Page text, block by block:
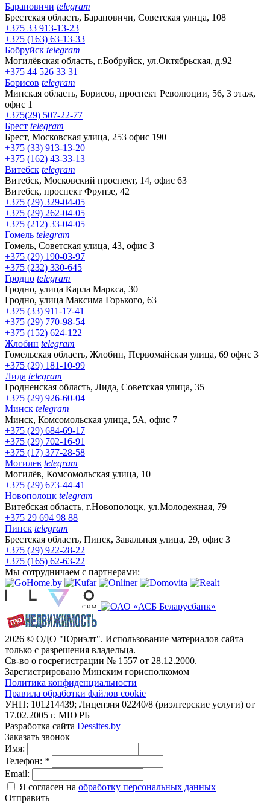
Барановичи telegram
Брестская область, Барановичи, Советская улица, 108
+375 33 913-13-23
+375 (163) 63-13-33
Бобруйск telegram
Могилёвская область, г.Бобруйск, ул.Октябрьская, д.92
+375 44 526 33 31
Борисов telegram
Минская область, Борисов, проспект Революции, 56, 3 этаж,
офис 1
+375(29) 507-22-77
Брест telegram
Брест, Московская улица, 253 офис 190
+375 (33) 913-13-20
+375 (162) 43-33-13
Витебск telegram
Витебск, Московский проспект, 14, офис 63
Витебск, проспект Фрунзе, 42
+375 (29) 329-04-05
+375 (29) 262-04-05
+375 (212) 33-04-05
Гомель telegram
Гомель, Советская улица, 43, офис 3
+375 (29) 190-03-97
+375 (232) 330-645
Гродно telegram
Гродно, улица Карла Маркса, 30
Гродно, улица Максима Горького, 63
+375 (33) 911-17-41
+375 (29) 770-98-54
+375 (152) 624-122
Жлобин telegram
Гомельская область, Жлобин, Первомайская улица, 69 офис 3
+375 (29) 181-10-99
Лида telegram
Гродненская область, Лида, Советская улица, 35
+375 (29) 926-60-04
Минск telegram
Минск, Комсомольская улица, 5А, офис 7
+375 (29) 684-69-17
+375 (29) 702-16-91
+375 (17) 377-28-58
Могилев telegram
Могилёв, Комсомольская улица, 10
+375 (29) 673-44-41
Новополоцк telegram
Витебская область, г.Новополоцк, ул.Молодежная, 79
+375 29 694 98 88
Пинск telegram
Брестская область, Пинск, Завальная улица, 29, офис 3
+375 (29) 922-28-22
+375 (165) 62-63-22
Мы сотрудничаем с партнерами:
2026 © ОДО "Юриэлт". Использование материалов сайта
только с разрешения владельца.
Св-во о госрегистрации № 1557 от 28.12.2000.
Зарегистрировано Минским горисполкомом
Политика конфиденциальности
Правила обработки файлов cookie
УНП: 101214439; Лицензия 02240/8 (риэлтерские услуги) от
17.02.2005 г. МЮ РБ
Разработка сайта Dessites.by
Заказать звонок
Имя:
Телефон: *
Email:
Я согласен на обработку персональных данных
Отправить